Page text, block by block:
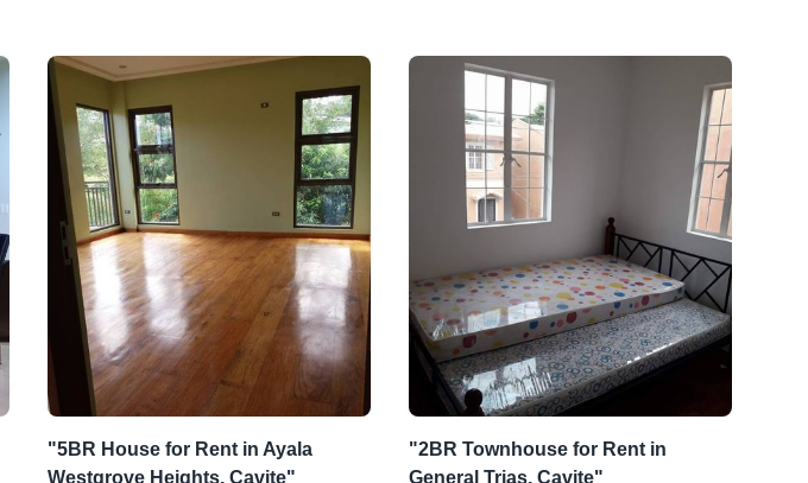
"5BR House for Rent in Ayala
Westgrove Heights, Cavite"
"2BR Townhouse for Rent in
General Trias, Cavite"